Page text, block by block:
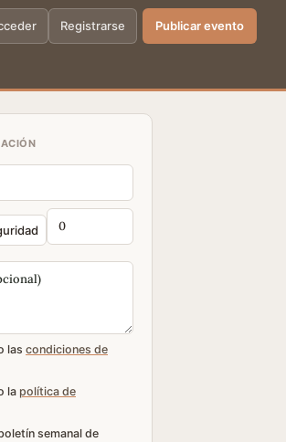
Registrarse Publicar evento
las condiciones de
la política de
semanal de